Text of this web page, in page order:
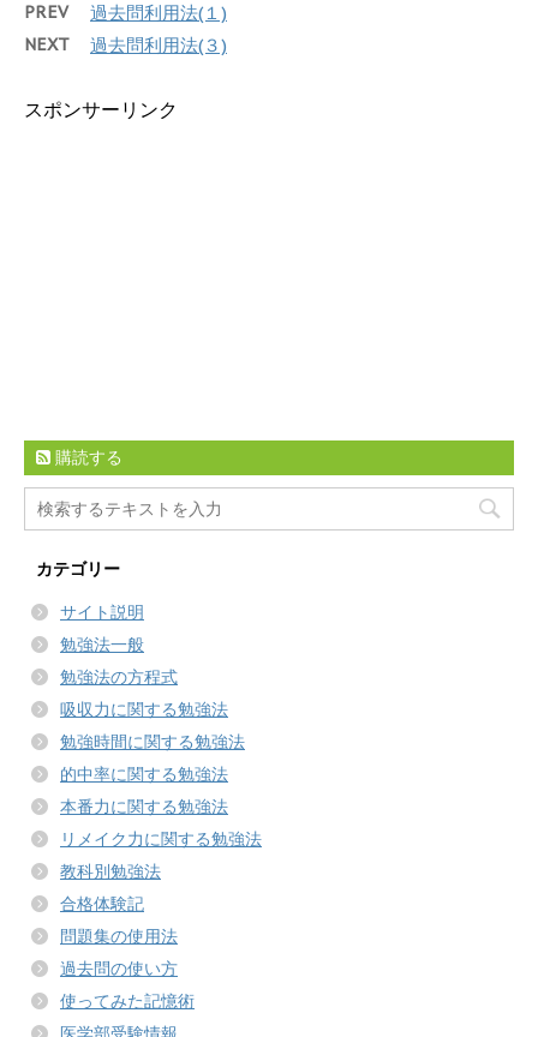
PREV 過去問利用法(１)
NEXT 過去問利用法(３)
スポンサーリンク
購読する
カテゴリー
サイト説明
勉強法一般
勉強法の方程式
吸収力に関する勉強法
勉強時間に関する勉強法
的中率に関する勉強法
本番力に関する勉強法
リメイク力に関する勉強法
教科別勉強法
合格体験記
問題集の使用法
過去問の使い方
使ってみた記憶術